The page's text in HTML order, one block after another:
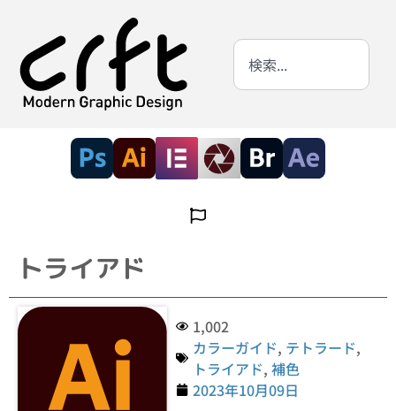
トライアド
1,002
カラーガイド, テトラード,
トライアド,補色
2023年10月09日